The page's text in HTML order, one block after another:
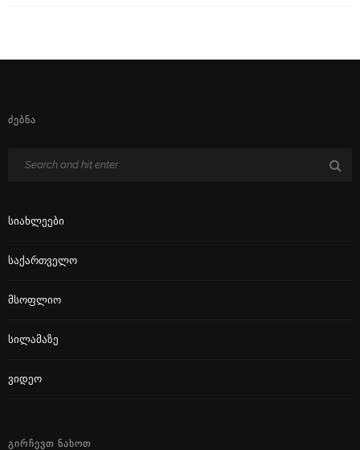
ᲫᲔᲑᲜᲐ
Სიახლეები
Საქართველო
Მსოფლიო
Სილამაზე
Ვიდეო
ᲒᲘᲠᲩᲔᲕᲗ ᲜᲐᲮᲝᲗ